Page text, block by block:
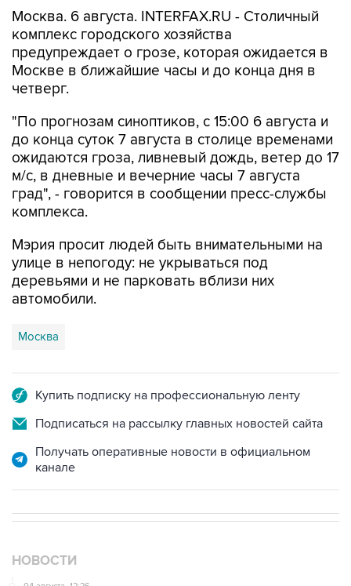
Москва. 6 августа. INTERFAX.RU - Столичный
комплекс городского хозяйства
предупреждает о грозе, которая ожидается в
Москве в ближайшие часы и до конца дня в
четверг.
"По прогнозам синоптиков, с 15:00 6 августа и
до конца суток 7 августа в столице временами
ожидаются гроза, ливневый дождь, ветер до 17
м/с, в дневные и вечерние часы 7 августа
град", - говорится в сообщении пресс-службы
комплекса.
Мэрия просит людей быть внимательными на
улице в непогоду: не укрываться под
деревьями и не парковать вблизи них
автомобили.
Москва
Купить подписку на профессиональную ленту
Подписаться на рассылку главных новостей сайта
Получать оперативные новости в официальном
канале
НОВОСТИ